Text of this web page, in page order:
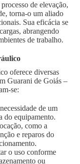
de elevação,
torna-o um aliado
Sua eficácia se
abrangendo
de trabalho.
oferece diversas
Guarani de Goiás –
se:
de um
do equipamento.
como a
e reparos do
o uso conforme
ou